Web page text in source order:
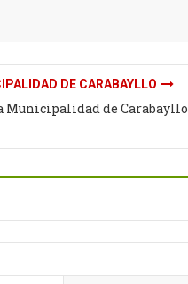
DE CARABAYLLO
Municipalidad de Carabayllo